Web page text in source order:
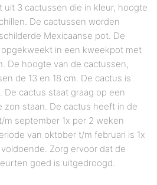
uit 3 cactussen die in kleur, hoogte
De cactussen worden
Mexicaanse pot. De
in een kweekpot met
De hoogte van de cactussen,
de 13 en 18 cm. De cactus is
cactus staat graag op een
zon staan. De cactus heeft in de
m september 1x per 2 weken
van oktober t/m februari is 1x
Zorg ervoor dat de
goed is uitgedroogd.